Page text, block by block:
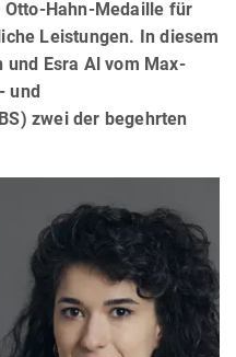
Hahn-Medaille für
Leistungen. In diesem
Esra Al vom Max-
und
zwei der begehrten